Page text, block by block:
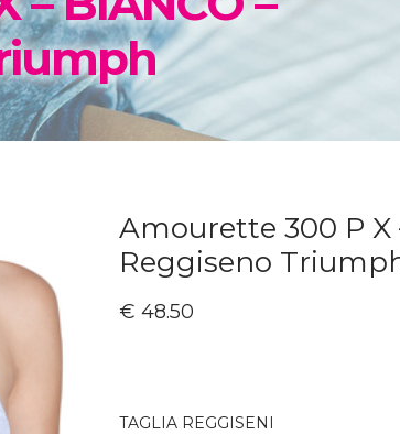
Amourette 300 P X
Reggiseno
€ 48.50
TAGLIA REGGISENI